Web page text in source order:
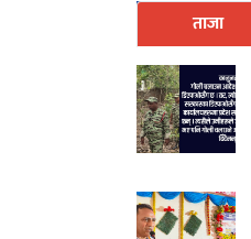
ताजा